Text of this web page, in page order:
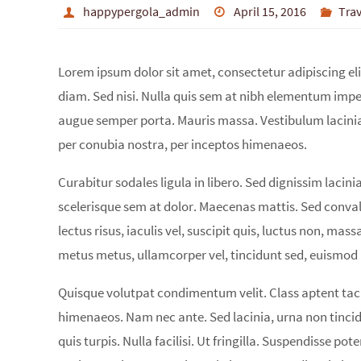
happypergola_admin April 15, 2016
Lorem ipsum dolor sit amet, consectetur adipiscing
diam. Sed nisi. Nulla quis sem at nibh elementum
augue semper porta. Mauris massa. Vestibulum
per conubia nostra, per inceptos himenaeos.
Curabitur sodales ligula in libero. Sed dignissim
scelerisque sem at dolor. Maecenas mattis. Sed
lectus risus, iaculis vel, suscipit quis, luctus non,
metus metus, ullamcorper vel, tincidunt sed, euismod
Quisque volutpat condimentum velit. Class aptent
himenaeos. Nam nec ante. Sed lacinia, urna non
quis turpis. Nulla facilisi. Ut fringilla. Suspendisse